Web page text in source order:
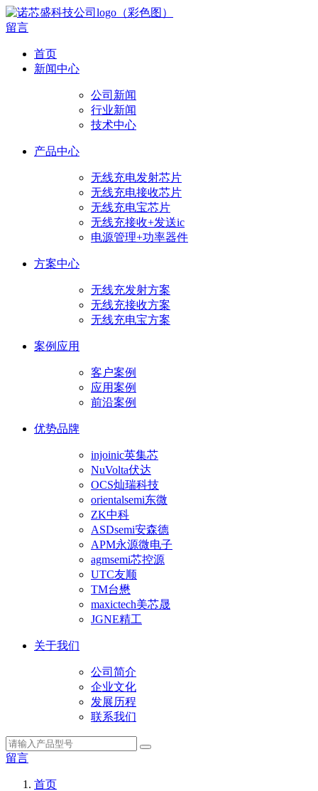
留言
首页
新闻中心
公司新闻
行业新闻
技术中心
产品中心
无线充电发射芯片
无线充电接收芯片
无线充电宝芯片
无线充接收+发送ic
电源管理+功率器件
方案中心
无线充发射方案
无线充接收方案
无线充电宝方案
案例应用
客户案例
应用案例
前沿案例
优势品牌
injoinic英集芯
NuVolta伏达
OCS灿瑞科技
orientalsemi东微
ZK中科
ASDsemi安森德
APM永源微电子
agmsemi芯控源
UTC友顺
TM台懋
maxictech美芯晟
JGNE精工
关于我们
公司简介
企业文化
发展历程
联系我们
留言
首页